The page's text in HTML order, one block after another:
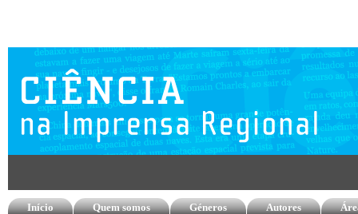
Início Quem somos Géneros Autores